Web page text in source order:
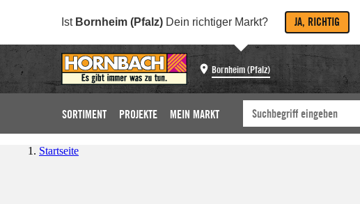
Ist Bornheim (Pfalz) Dein richtiger Markt? JA, RICHTIG
Bornheim (Pfalz)
SORTIMENT PROJEKTE MEIN MARKT
Startseite